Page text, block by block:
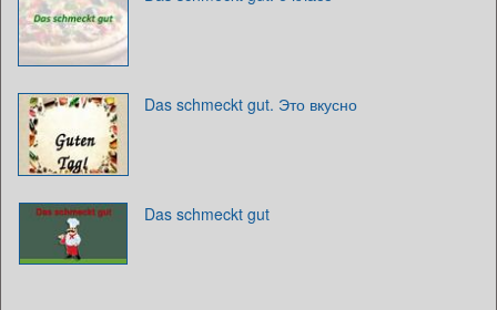
Das schmeckt gut. Это вкусно
Das schmeckt gut